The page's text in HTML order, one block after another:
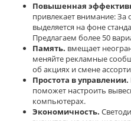
Повышенная
привлекает внимание: За
выделяется на фоне
Предлагаем более 50
Память. вмещает
меняйте рекламные
об акциях и смене
Простота в управлении.
поможет настроить
компьютерах.
Экономичность.